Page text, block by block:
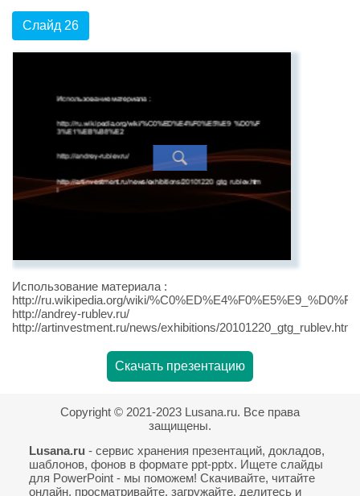
Слайд 26
Использование материала :
http://ru.wikipedia.org/wiki/
http://andrey-rublev.ru/
http://artinvestment.ru/news/exhibitions/20101220_gtg_rublev.html
Скачать презентацию
Copyright © 2021-2023 Lusana.ru. Все права
защищены.
Lusana.ru - сервис хранения презентаций, докладов,
шаблонов, фонов в формате ppt-pptx. Ищете слайды
для PowerPoint - мы поможем! Скачивайте, читайте
онлайн, просматривайте, загружайте, делитесь и